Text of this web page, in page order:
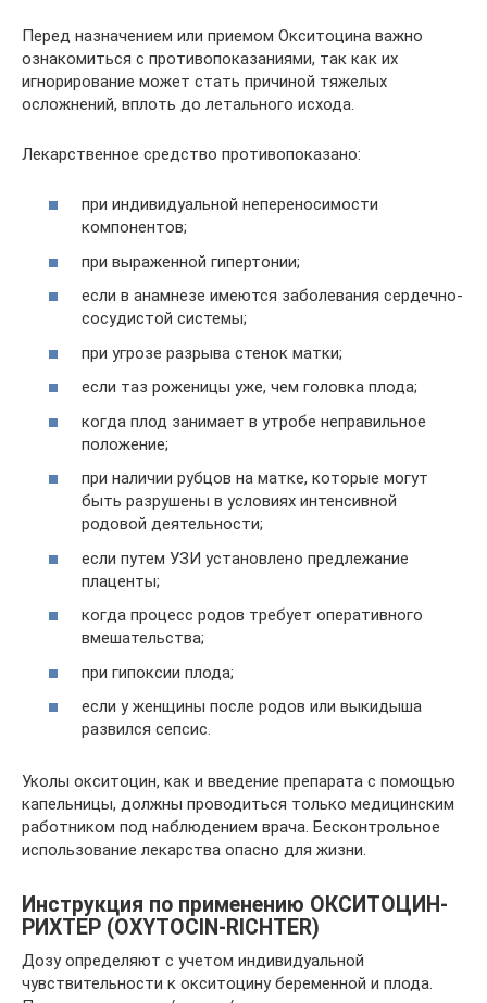
Перед назначением или приемом Окситоцина важно
ознакомиться с противопоказаниями, так как их
игнорирование может стать причиной тяжелых
осложнений, вплоть до летального исхода.
Лекарственное средство противопоказано:
при индивидуальной непереносимости
компонентов;
при выраженной гипертонии;
если в анамнезе имеются заболевания сердечно-
сосудистой системы;
при угрозе разрыва стенок матки;
если таз роженицы уже, чем головка плода;
когда плод занимает в утробе неправильное
положение;
при наличии рубцов на матке, которые могут
быть разрушены в условиях интенсивной
родовой деятельности;
если путем УЗИ установлено предлежание
плаценты;
когда процесс родов требует оперативного
вмешательства;
при гипоксии плода;
если у женщины после родов или выкидыша
развился сепсис.
Уколы окситоцин, как и введение препарата с помощью
капельницы, должны проводиться только медицинским
работником под наблюдением врача. Бесконтрольное
использование лекарства опасно для жизни.
Инструкция по применению ОКСИТОЦИН-
РИХТЕР (OXYTOCIN-RICHTER)
Дозу определяют с учетом индивидуальной
чувствительности к окситоцину беременной и плода.